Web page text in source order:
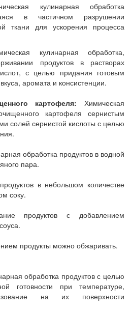
кулинарная обработка
в частичном разрушении
ткани для ускорения процесса
кулинарная обработка,
продуктов в растворах
с целью придания готовым
аромата и консистенции.
картофеля: Химическая
картофеля сернистым
солей сернистой кислоты с целью
обработка продуктов в водной
пара.
в небольшом количестве
соку.
продуктов с добавлением
продукты можно обжаривать.
обработка продуктов с целью
готовности при температуре,
на их поверхности